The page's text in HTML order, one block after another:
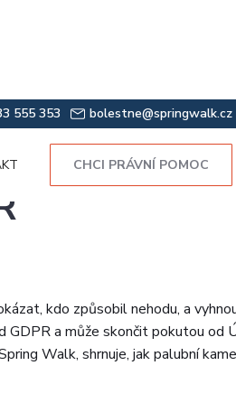
555 353 bolestne@springwalk.cz
CHCI PRÁVNÍ POMOC
kdy je
kdo způsobil nehodu, a
a může skončit pokutou od
Walk, shrnuje, jak palubní